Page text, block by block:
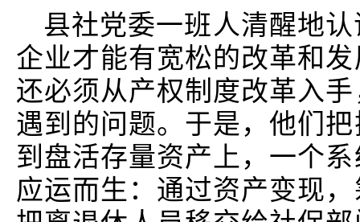
县社党委一班人清醒地
企业才能有宽松的改革和
还必须从产权制度改革入
遇到的问题。于是，他们
到盘活存量资产上，一个
应运而生：通过资产变现